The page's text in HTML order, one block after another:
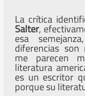
La crítica
Salter,
esa
diferencias
me parecen
literatura
es un escritor
porque su